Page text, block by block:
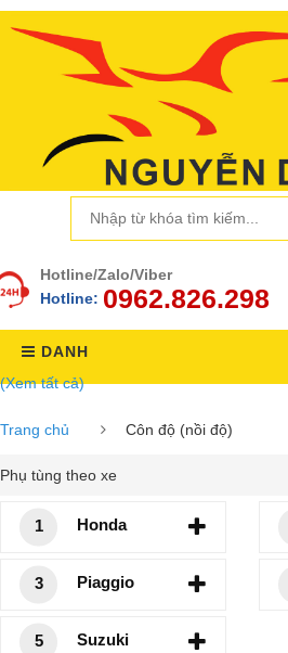
Hotline/Zalo/Viber
Hotline: 0962.826.298
DANH
(Xem tất cả)
Trang chủ Côn độ (nồi độ)
Phụ tùng theo xe
1 Honda
3 Piaggio
5 Suzuki